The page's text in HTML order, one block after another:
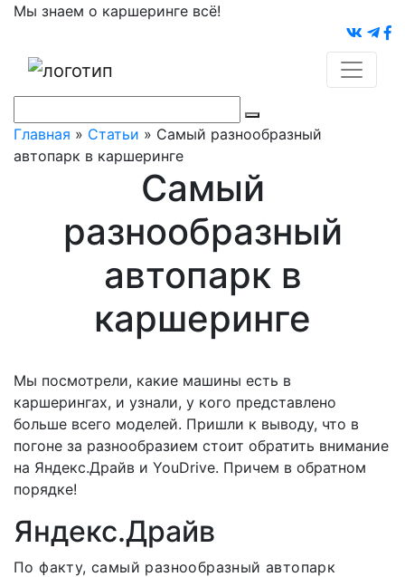
Мы знаем о каршеринге всё!
Главная » Статьи » Самый разнообразный
автопарк в каршеринге
Самый
разнообразный
автопарк в
каршеринге
Мы посмотрели, какие машины есть в
каршерингах, и узнали, у кого представлено
больше всего моделей. Пришли к выводу, что в
погоне за разнообразием стоит обратить внимание
на Яндекс.Драйв и YouDrive. Причем в обратном
порядке!
Яндекс.Драйв
По факту, самый разнообразный автопарк